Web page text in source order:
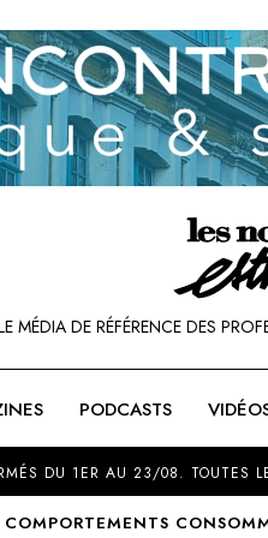
MÉDIA DE RÉFÉRENCE DES
PODCASTS
DU 1ER AU 23/08.
COMPORTEMENTS